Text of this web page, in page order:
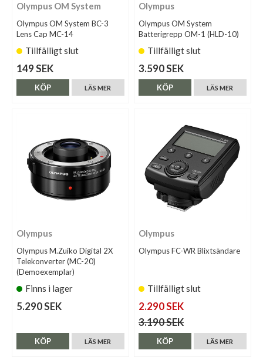
Olympus OM System
Olympus OM System BC-3
Lens Cap MC-14
Tillfälligt slut
149 SEK
LÄS MER
KÖP
Olympus
Olympus OM System
Batterigrepp OM-1 (HLD-10)
Tillfälligt slut
3.590 SEK
LÄS MER
KÖP
Olympus
Olympus M.Zuiko Digital 2X
Telekonverter (MC-20)
(Demoexemplar)
Finns i lager
5.290 SEK
LÄS MER
KÖP
Olympus
Olympus FC-WR Blixtsändare
Tillfälligt slut
2.290 SEK
3.190 SEK
LÄS MER
KÖP